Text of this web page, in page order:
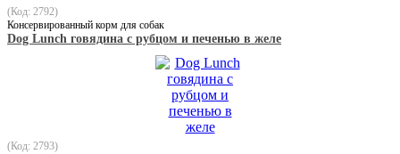
(Код: 2792)
Консервированный корм для собак
Dog Lunch говядина с рубцом и печенью в желе
(Код: 2793)